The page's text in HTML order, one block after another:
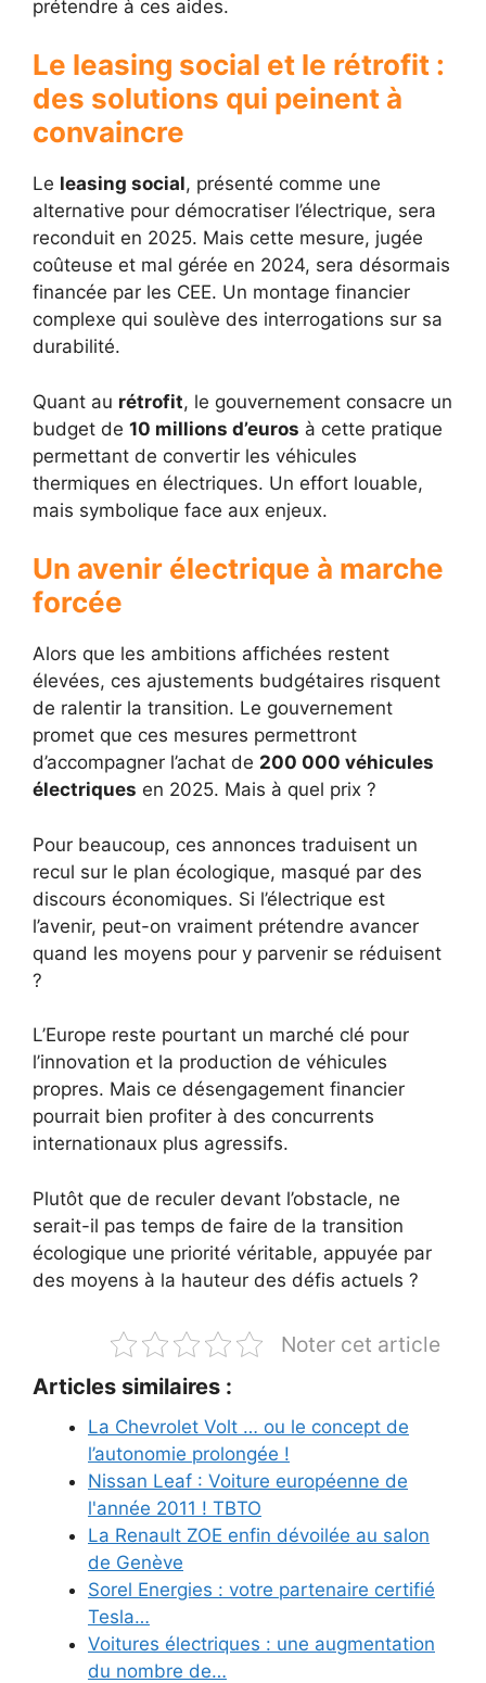
prétendre à ces aides.
Le leasing social et le rétrofit :
des solutions qui peinent à
convaincre
Le leasing social, présenté comme une
alternative pour démocratiser l’électrique, sera
reconduit en 2025. Mais cette mesure, jugée
coûteuse et mal gérée en 2024, sera désormais
financée par les CEE. Un montage financier
complexe qui soulève des interrogations sur sa
durabilité.
Quant au rétrofit, le gouvernement consacre un
budget de 10 millions d’euros à cette pratique
permettant de convertir les véhicules
thermiques en électriques. Un effort louable,
mais symbolique face aux enjeux.
Un avenir électrique à marche
forcée
Alors que les ambitions affichées restent
élevées, ces ajustements budgétaires risquent
de ralentir la transition. Le gouvernement
promet que ces mesures permettront
d’accompagner l’achat de 200 000 véhicules
électriques en 2025. Mais à quel prix ?
Pour beaucoup, ces annonces traduisent un
recul sur le plan écologique, masqué par des
discours économiques. Si l’électrique est
l’avenir, peut-on vraiment prétendre avancer
quand les moyens pour y parvenir se réduisent
?
L’Europe reste pourtant un marché clé pour
l’innovation et la production de véhicules
propres. Mais ce désengagement financier
pourrait bien profiter à des concurrents
internationaux plus agressifs.
Plutôt que de reculer devant l’obstacle, ne
serait-il pas temps de faire de la transition
écologique une priorité véritable, appuyée par
des moyens à la hauteur des défis actuels ?
Noter cet article
Articles similaires :
La Chevrolet Volt … ou le concept de
l’autonomie prolongée !
Nissan Leaf : Voiture européenne de
l'année 2011 ! TBTO
La Renault ZOE enfin dévoilée au salon
de Genève
Sorel Energies : votre partenaire certifié
Tesla…
Voitures électriques : une augmentation
du nombre de…